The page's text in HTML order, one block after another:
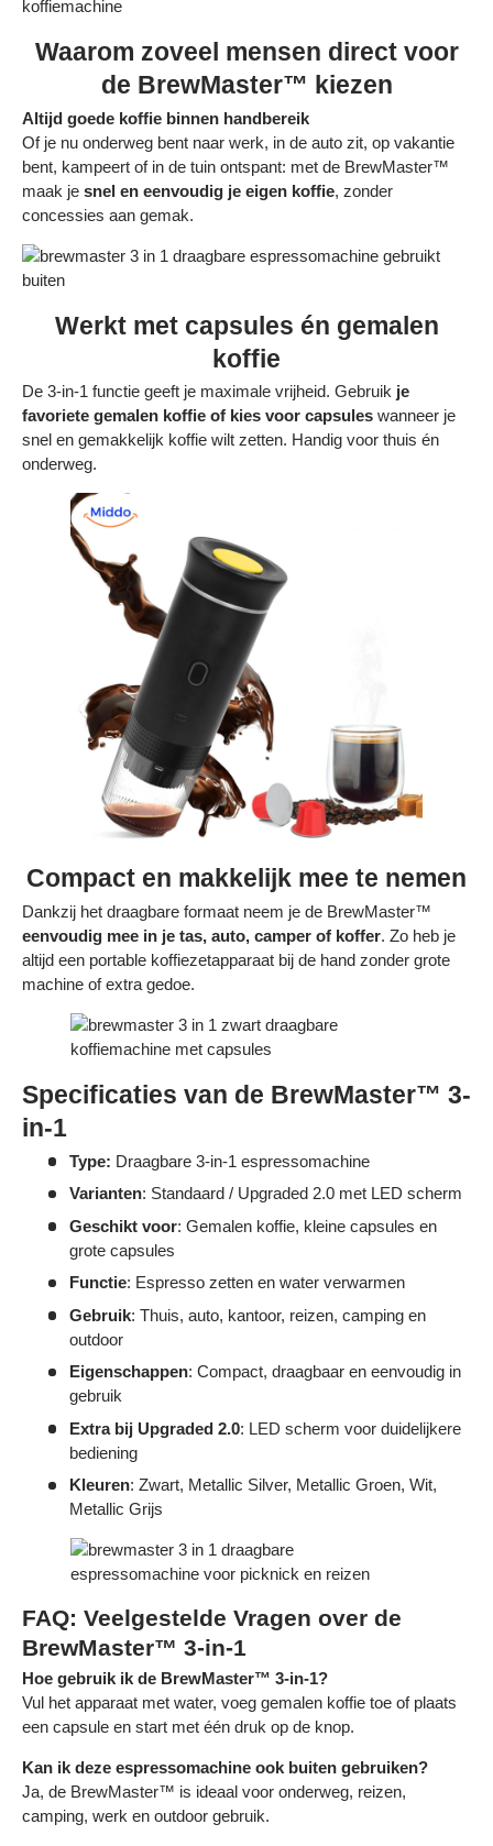
Betaalmogelijkheden
Bestelling herroepen
Ruilen en retourneren
Bestellingen & levering
Algemene voorwaarden
Waarom zoveel mensen direct voor
de BrewMaster™ kiezen
Altijd goede koffie binnen handbereik
Of je nu onderweg bent naar werk, in de auto zit, op vakantie
bent, kampeert of in de tuin ontspant: met de BrewMaster™
maak je snel en eenvoudig je eigen koffie, zonder
concessies aan gemak.
Werkt met capsules én gemalen
koffie
De 3-in-1 functie geeft je maximale vrijheid. Gebruik je
favoriete gemalen koffie of kies voor capsules wanneer je
snel en gemakkelijk koffie wilt zetten. Handig voor thuis én
onderweg.
Compact en makkelijk mee te nemen
Dankzij het draagbare formaat neem je de BrewMaster™
eenvoudig mee in je tas, auto, camper of koffer. Zo heb je
altijd een portable koffiezetapparaat bij de hand zonder grote
machine of extra gedoe.
Specificaties van de BrewMaster™ 3-
in-1
Type: Draagbare 3-in-1 espressomachine
Varianten: Standaard / Upgraded 2.0 met LED scherm
Geschikt voor: Gemalen koffie, kleine capsules en
grote capsules
Functie: Espresso zetten en water verwarmen
Gebruik: Thuis, auto, kantoor, reizen, camping en
outdoor
Eigenschappen: Compact, draagbaar en eenvoudig in
gebruik
Extra bij Upgraded 2.0: LED scherm voor duidelijkere
bediening
Kleuren: Zwart, Metallic Silver, Metallic Groen, Wit,
Metallic Grijs
FAQ: Veelgestelde Vragen over de
BrewMaster™ 3-in-1
Hoe gebruik ik de BrewMaster™ 3-in-1?
Vul het apparaat met water, voeg gemalen koffie toe of plaats
een capsule en start met één druk op de knop.
Kan ik deze espressomachine ook buiten gebruiken?
Ja, de BrewMaster™ is ideaal voor onderweg, reizen,
camping, werk en outdoor gebruik.